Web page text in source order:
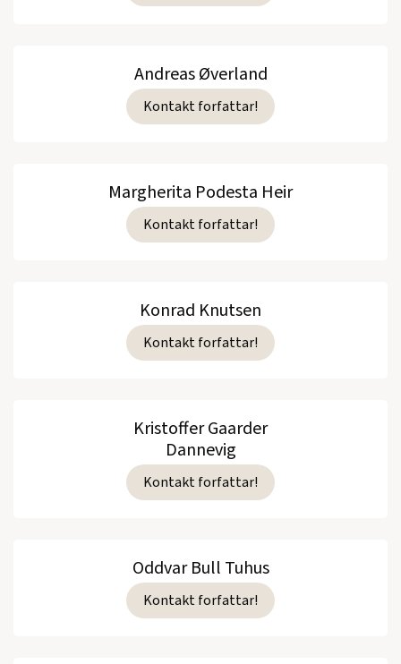
Andreas Øverland
Kontakt forfattar!
Margherita Podesta Heir
Kontakt forfattar!
Konrad Knutsen
Kontakt forfattar!
Kristoffer Gaarder
Dannevig
Kontakt forfattar!
Oddvar Bull Tuhus
Kontakt forfattar!